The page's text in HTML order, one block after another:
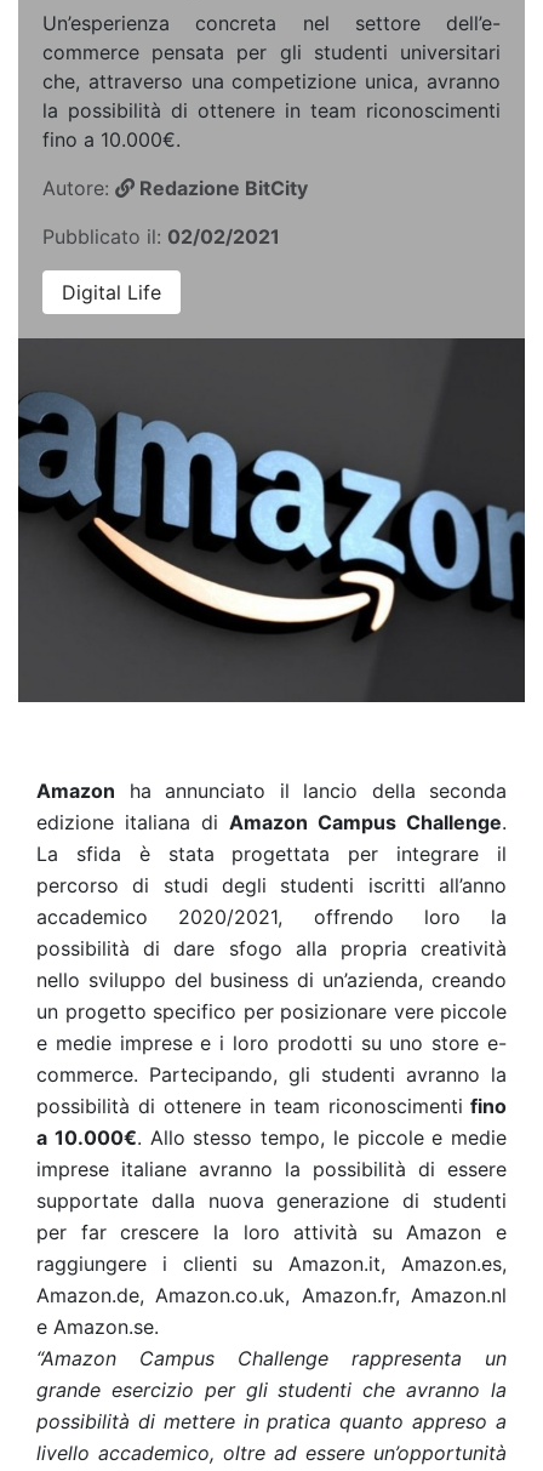
Un’esperienza concreta nel settore dell’e-
commerce pensata per gli studenti universitari
che, attraverso una competizione unica, avranno
la possibilità di ottenere in team riconoscimenti
fino a 10.000€.
Autore:
Redazione BitCity
Pubblicato il: 02/02/2021
Digital Life
Amazon ha annunciato il lancio della seconda
edizione italiana di Amazon Campus Challenge.
La sfida è stata progettata per integrare il
percorso di studi degli studenti iscritti all’anno
accademico 2020/2021, offrendo loro la
possibilità di dare sfogo alla propria creatività
nello sviluppo del business di un’azienda, creando
un progetto specifico per posizionare vere piccole
e medie imprese e i loro prodotti su uno store e-
commerce. Partecipando, gli studenti avranno la
possibilità di ottenere in team riconoscimenti fino
a 10.000€. Allo stesso tempo, le piccole e medie
imprese italiane avranno la possibilità di essere
supportate dalla nuova generazione di studenti
per far crescere la loro attività su Amazon e
raggiungere i clienti su Amazon.it, Amazon.es,
Amazon.de, Amazon.co.uk, Amazon.fr, Amazon.nl
e Amazon.se.
“Amazon Campus Challenge rappresenta un
grande esercizio per gli studenti che avranno la
possibilità di mettere in pratica quanto appreso a
livello accademico, oltre ad essere un’opportunità